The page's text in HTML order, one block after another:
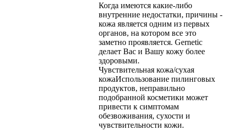
Когда имеются какие-либо
внутренние недостатки, причины -
кожа является одним из первых
органов, на котором все это
заметно проявляется. Gernetic
делает Вас и Вашу кожу более
здоровыми.
Чувствительная кожа/сухая
кожаИспользование пилинговых
продуктов, неправильно
подобранной косметики может
привести к симптомам
обезвоживания, сухости и
чувствительности кожи.